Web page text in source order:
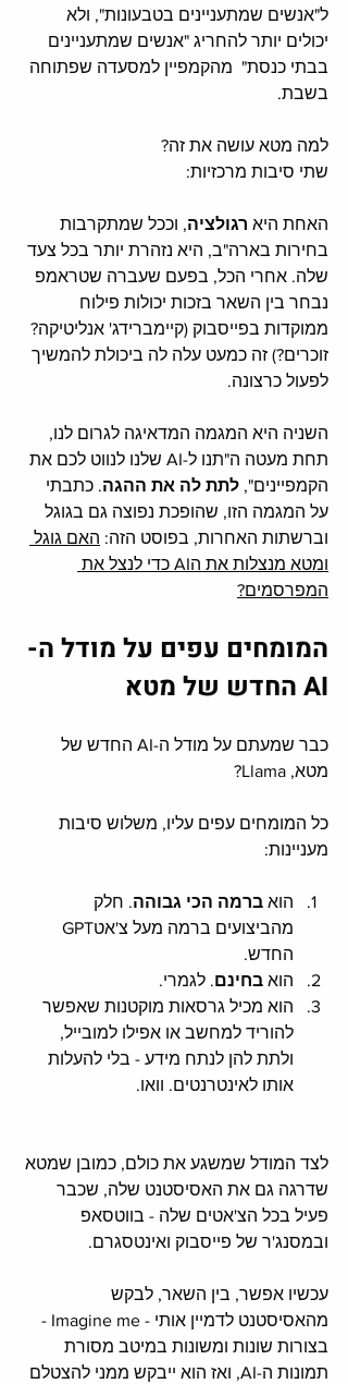
ל"אנשים שמתעניינים בטבעונות", ולא
יכולים יותר להחריג "אנשים שמתעניינים
בבתי כנסת"  מהקמפיין למסעדה שפתוחה
בשבת.
למה מטא עושה את זה?
שתי סיבות מרכזיות:
האחת היא רגולציה, וככל שמתקרבות
בחירות בארה"ב, היא נזהרת יותר בכל צעד
שלה. אחרי הכל, בפעם שעברה שטראמפ
נבחר בין השאר בזכות יכולות פילוח
ממוקדות בפייסבוק (קיימברידג' אנליטיקה?
זוכרים?) זה כמעט עלה לה ביכולת להמשיך
לפעול כרצונה.
השניה היא המגמה המדאיגה לגרום לנו,
תחת מעטה ה"תנו ל-AI שלנו לנווט לכם את
הקמפיינים", לתת לה את ההגה. כתבתי
על המגמה הזו, שהופכת נפוצה גם בגוגל
וברשתות האחרות, בפוסט הזה: האם גוגל
ומטא מנצלות את הAI כדי לנצל את
המפרסמים?
המומחים עפים על מודל ה-
AI החדש של מטא
כבר שמעתם על מודל ה-AI החדש של
מטא, Llama?
כל המומחים עפים עליו, משלוש סיבות
מעניינות:
הוא ברמה הכי גבוהה. חלק
החדש.
הוא בחינם. לגמרי.
הוא מכיל גרסאות מוקטנות שאפשר
להוריד למחשב או אפילו למובייל,
ולתת להן לנתח מידע - בלי להעלות
אותו לאינטרנטים. וואו.
לצד המודל שמשגע את כולם, כמובן שמטא
שדרגה גם את האסיסטנט שלה, שכבר
פעיל בכל הצ'אטים שלה - בווטסאפ
ובמסנג'ר של פייסבוק ואינטסגרם.
עכשיו אפשר, בין השאר, לבקש
מהאסיסטנט לדמיין אותי - Imagine me -
בצורות שונות ומשונות במיטב מסורת
תמונות ה-AI, ואז הוא ייבקש ממני להצטלם